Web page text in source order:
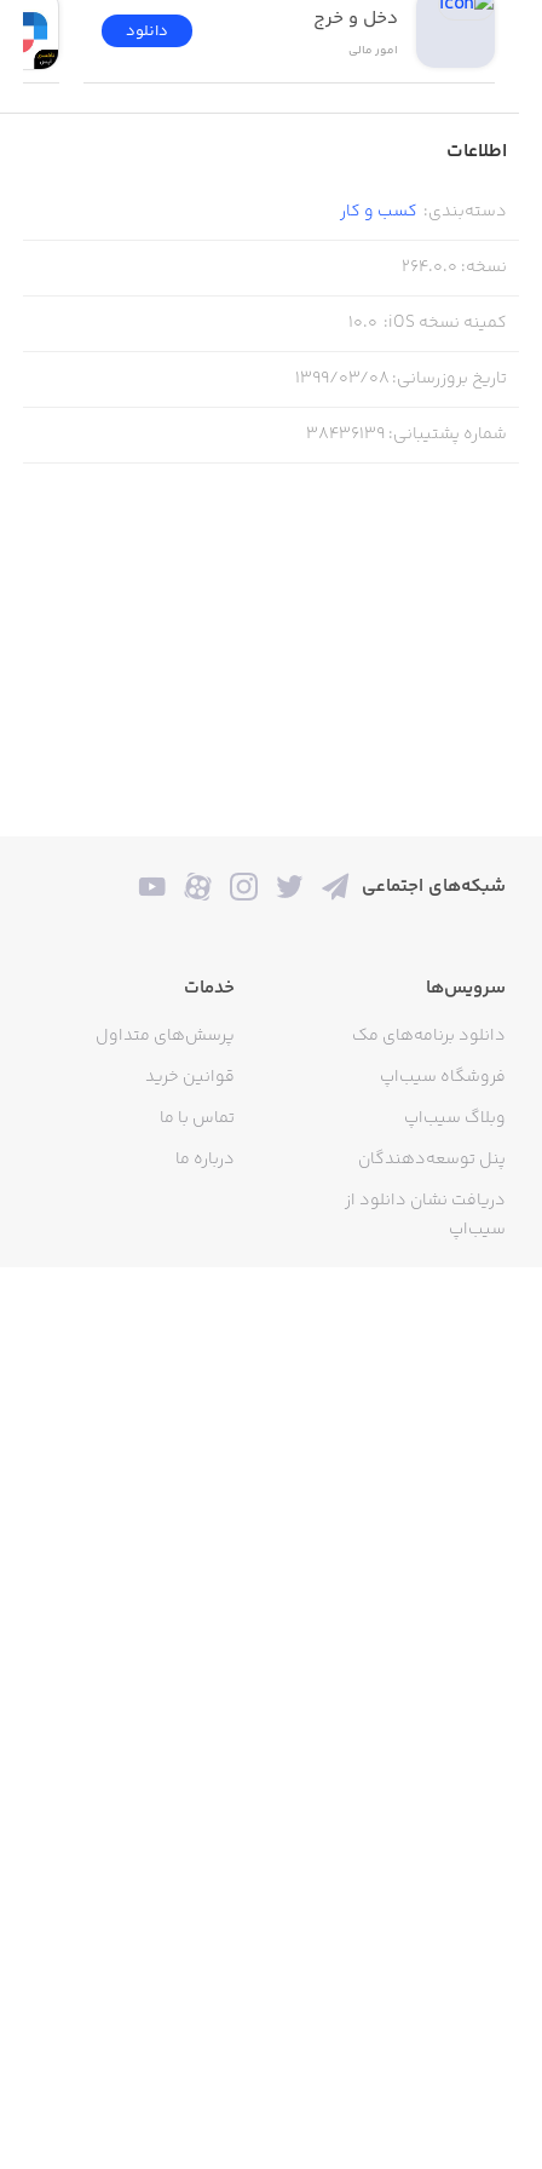
دخل و خرج
امور ‌مالی
دانلود
اطلاعات
دسته‌بندی: کسب‌ و ‌کار
نسخه:
264.0.0
کمینه نسخه iOS :
10.0
تاریخ بروزرسانی:۱۳۹۹/۰۳/۰۸
شماره پشتیبانی:
38436139
شبکه‌های اجتماعی
سرویس‌ها
دانلود برنامه‌های مک
فروشگاه سیب‌اپ
وبلاگ سیب‌اپ
پنل توسعه‌دهندگان
دریافت نشان دانلود از
سیب‌اپ
خدمات
پرسش‌های متداول
قوانین خرید
تماس با ما
درباره ما